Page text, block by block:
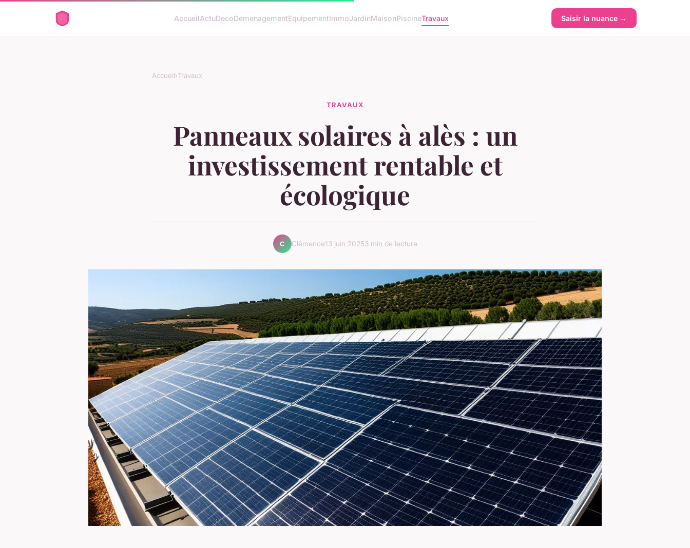
AccueilActuDecoDemenagementEquipementImmoJardinMaisonPiscineTravaux Saisir la nuance →
Accueil›Travaux
TRAVAUX
Panneaux solaires à alès : un
investissement rentable et
écologique
C Clémence13 juin 20253 min de lecture